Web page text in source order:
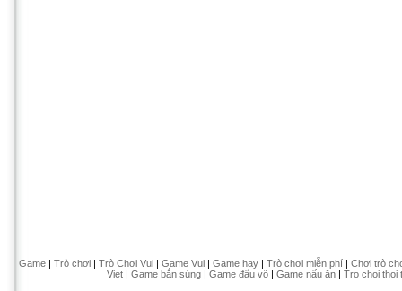
Game| Trò chơi| Trò Chơi Vui| Game Vui| Game hay| Trò chơi miễn phí| Chơi trò
Viet| Game bắn súng| Game đấu võ| Game nấu ăn| Tro choi thoi